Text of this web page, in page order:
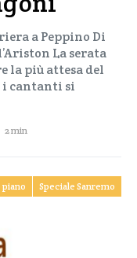
a Peppino Di
La serata
la più attesa del
i cantanti si
2 min
Speciale Sanremo